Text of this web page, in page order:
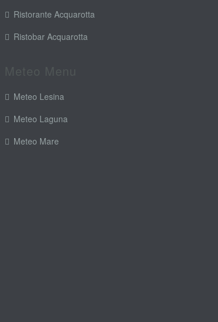
Ristorante Acquarotta
Ristobar Acquarotta
Meteo Lesina
Meteo Laguna
Meteo Mare